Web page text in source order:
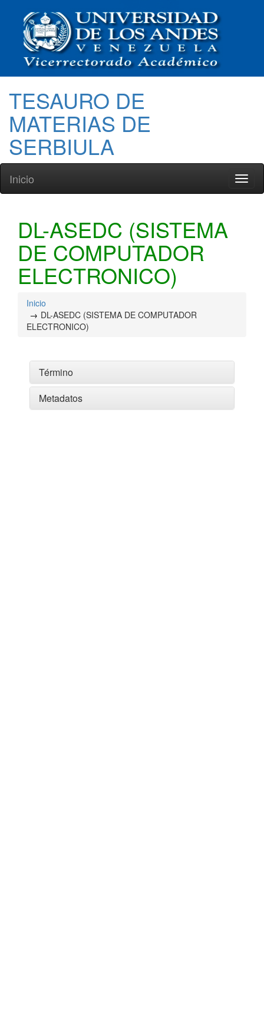
TESAURO DE
MATERIAS DE
SERBIULA
Inicio
DL-ASEDC (SISTEMA
DE COMPUTADOR
ELECTRONICO)
Inicio
DL-ASEDC (SISTEMA DE COMPUTADOR
ELECTRONICO)
Término
Metadatos